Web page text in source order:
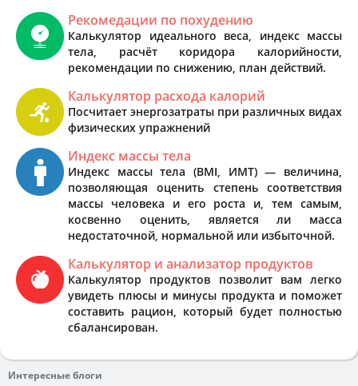
Рекомедации по похудению
Калькулятор идеального веса, индекс массы
тела, расчёт коридора калорийности,
рекомендации по снижению, план действий.
Калькулятор расхода калорий
Посчитает энергозатраты при различных видах
физических упражнений
Индекс массы тела
Индекс массы тела (BMI, ИМТ) — величина,
позволяющая оценить степень соответствия
массы человека и его роста и, тем самым,
косвенно оценить, является ли масса
недостаточной, нормальной или избыточной.
Калькулятор и анализатор продуктов
Калькулятор продуктов позволит вам легко
увидеть плюсы и минусы продукта и поможет
составить рацион, который будет полностью
сбалансирован.
Интересные блоги